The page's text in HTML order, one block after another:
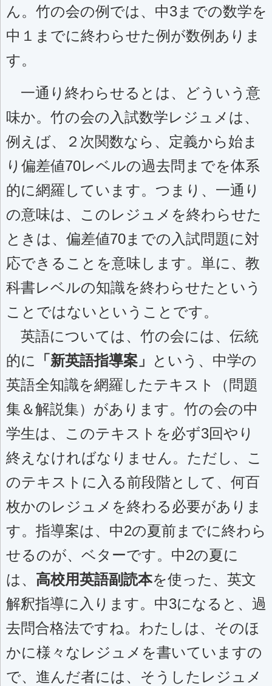
ん。竹の会の例では、中3までの数学を
中１までに終わらせた例が数例ありま
す。
一通り終わらせるとは、どういう意
味か。竹の会の入試数学レジュメは、
例えば、２次関数なら、定義から始ま
り偏差値70レベルの過去問までを体系
的に網羅しています。つまり、一通り
の意味は、このレジュメを終わらせた
ときは、偏差値70までの入試問題に対
応できることを意味します。単に、教
科書レベルの知識を終わらせたという
ことではないということです。
英語については、竹の会には、伝統
的に
「新英語指導案」
という、中学の
英語全知識を網羅したテキスト（問題
集＆解説集）があります。竹の会の中
学生は、このテキストを必ず3回やり
終えなければなりません。ただし、こ
のテキストに入る前段階として、何百
枚かのレジュメを終わる必要がありま
す。指導案は、中2の夏前までに終わら
せるのが、ベターです。中2の夏に
は、 高校用英語副読本を使った、英文
解釈指導に入ります。中3になると、過
去問合格法ですね。わたしは、そのほ
かに様々なレジュメを書いていますの
で、進んだ者には、そうしたレジュメ